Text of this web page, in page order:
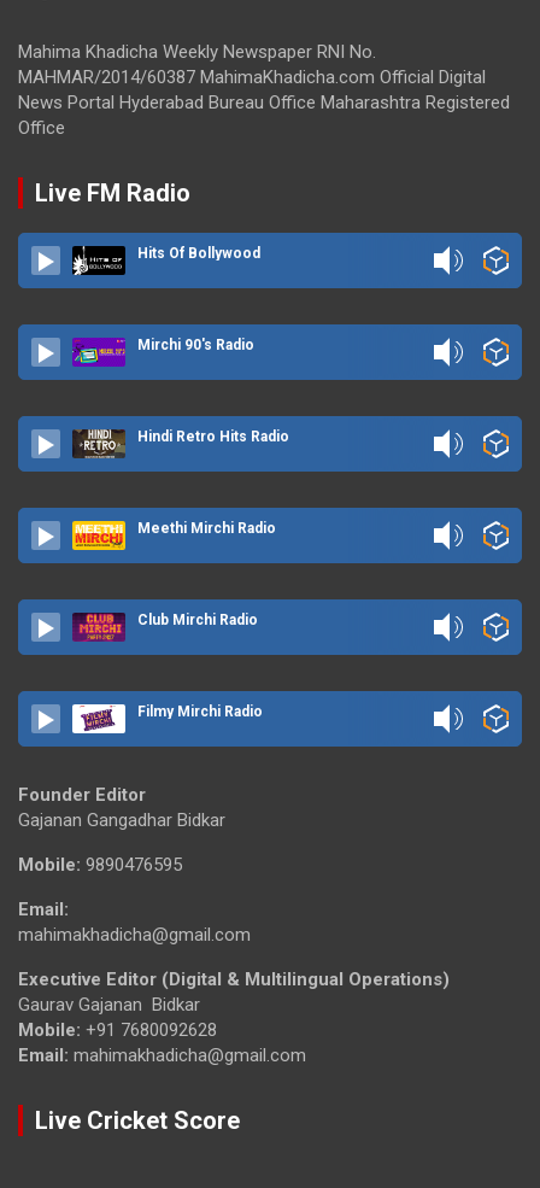
Mahima Khadicha Weekly Newspaper RNI No.
MAHMAR/2014/60387 MahimaKhadicha.com Official Digital
News Portal Hyderabad Bureau Office Maharashtra Registered
Office
Live FM Radio
Hits Of Bollywood
Mirchi 90's Radio
Hindi Retro Hits Radio
Meethi Mirchi Radio
Club Mirchi Radio
Filmy Mirchi Radio
Founder Editor
Gajanan Gangadhar Bidkar
Mobile: 9890476595
Email:
mahimakhadicha@gmail.com
Executive Editor (Digital & Multilingual Operations)
Gaurav Gajanan Bidkar
Mobile: +91 7680092628
Email: mahimakhadicha@gmail.com
Live Cricket Score